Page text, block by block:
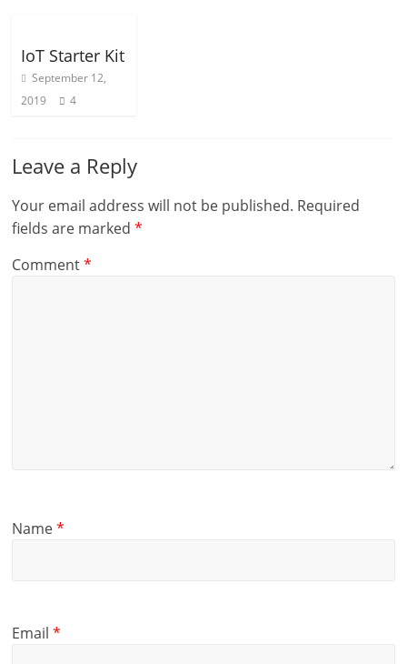
IoT Starter Kit
September 12,
2019
4
Leave a Reply
Your email address will not be published. Required
fields are marked*
Comment*
Name*
Email*